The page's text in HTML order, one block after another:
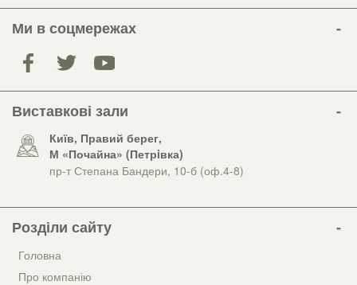
Ми в соцмережах
Виставкові зали
Київ, Правий берег,
М «Почайна» (Петрiвка)
пр-т Степана Бандери, 10-б (оф.4-8)
Розділи сайту
Головна
Про компанію